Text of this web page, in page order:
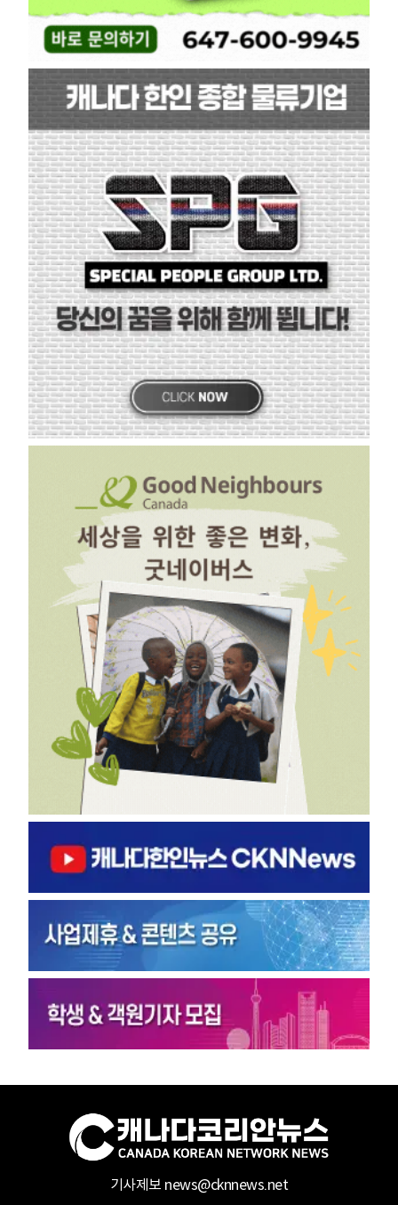
기사제보 news@cknnews.net